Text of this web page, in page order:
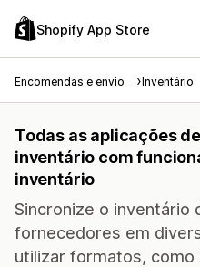
Shopify App Store
Encomendas e envio Inventário
Todas as aplicações
inventário com
inventário
Sincronize o inventário
fornecedores em
utilizar formatos, como